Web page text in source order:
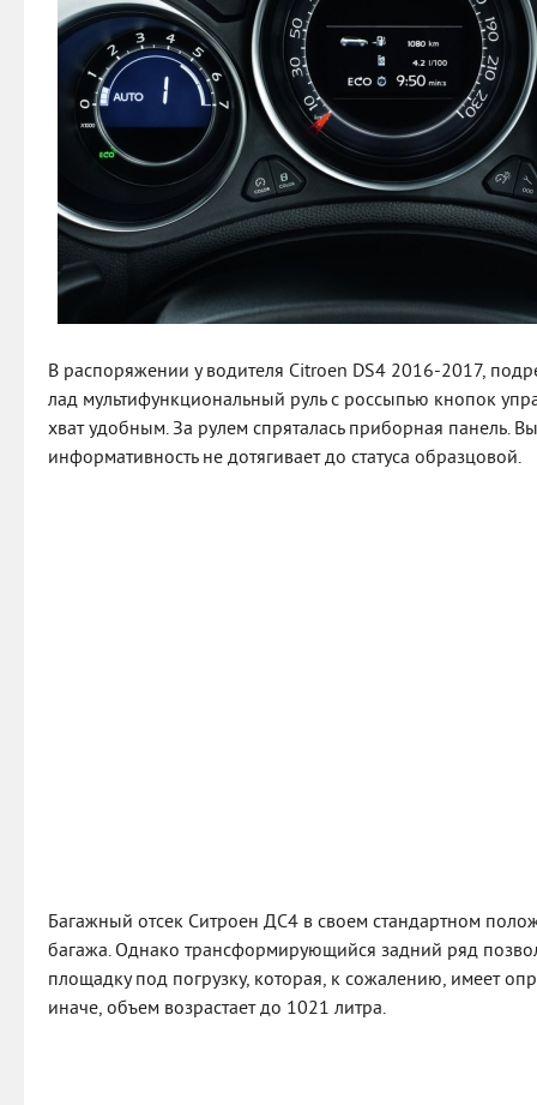
В распоряжении у водителя Citroen DS4 2016-2017,
лад мультифункциональный руль с россыпью кнопок
хват удобным. За рулем спряталась приборная панель.
информативность не дотягивает до статуса образцовой.
Багажный отсек Ситроен ДС4 в своем стандартном
багажа. Однако трансформирующийся задний ряд
площадку под погрузку, которая, к сожалению, имеет
иначе, объем возрастает до 1021 литра.